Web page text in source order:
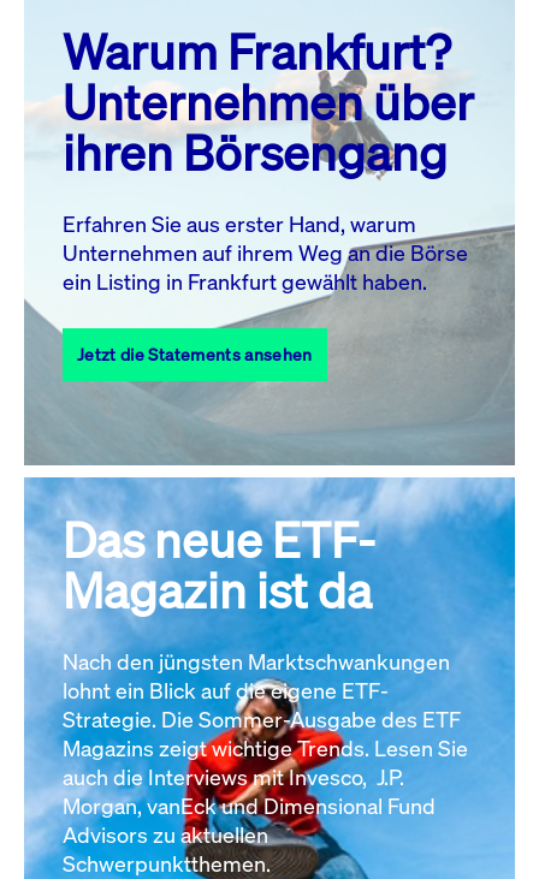
MO. DI. MI. DO. FR. SA. SO.
1
2
3
4 5 6 7 8
10 11 13 14
17
18 19 20 21 22
23
27 28
31
Alle Events
Warum Frankfurt?
Unternehmen über
ihren Börsengang
Erfahren Sie aus erster Hand, warum
Unternehmen auf ihrem Weg an die Börse
ein Listing in Frankfurt gewählt haben.
Jetzt die Statements ansehen
Das neue ETF-
Magazin ist da
Nach den jüngsten Marktschwankungen
lohnt ein Blick auf die eigene ETF-
Strategie. Die Sommer-Ausgabe des ETF
Magazins zeigt wichtige Trends. Lesen Sie
auch die Interviews mit Invesco, J.P.
Morgan, vanEck und Dimensional Fund
Advisors zu aktuellen
Schwerpunktthemen.